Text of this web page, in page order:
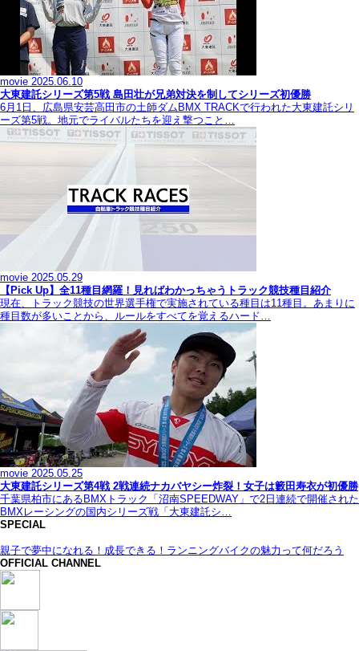
movie 2025.06.10
大東建託シリーズ第5戦 島田壮が兄弟対決を制してシリーズ初優勝
6月1日、広島県安芸高田市の土師ダムBMX TRACKで行われた大東建託シリ
ーズ第5戦。地元でライバルたちを迎え撃つこと…
movie 2025.05.29
【Pick Up】全11種目網羅！見ればわかっちゃうトラック競技種目紹介
現在、トラック競技の世界選手権で実施されている種目は11種目。あまりに
種目数が多いことから、ルールをすべてを覚えるハード…
movie 2025.05.25
大東建託シリーズ第4戦 2戦連続ナカバヤシー炸裂！女子は籔田寿衣が初優勝
千葉県柏市にあるBMXトラック「沼南SPEEDWAY」で2日連続で開催された
BMXレーシングの国内シリーズ戦「大東建託シ…
SPECIAL
親子で夢中になれる！成長できる！ランニングバイクの魅力って何だろう
OFFICIAL CHANNEL